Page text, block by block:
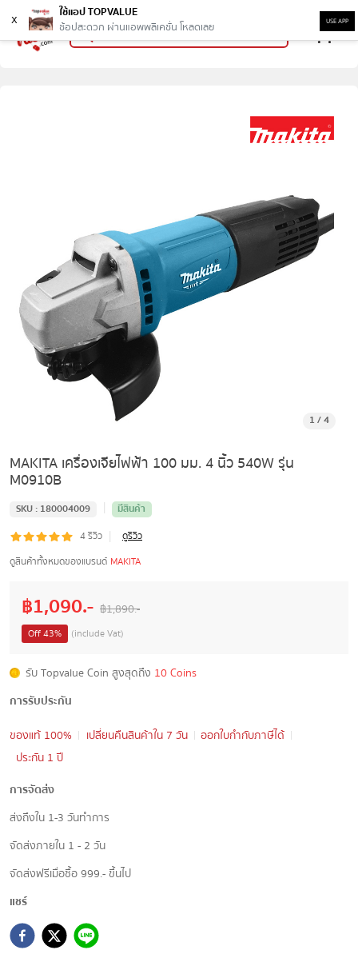
x
ใช้แอป TOPVALUE
ช้อปสะดวก ผ่านแอพพลิเคชั่น โหลดเลย
USE APP
1 /4
MAKITA เครื่องเจียไฟฟ้า 100 มม. 4 นิ้ว 540W รุ่น
M0910B
SKU : 180004009 |
มีสินค้า
4รีวิว |
ดูรีวิว
ดูสินค้าทั้งหมดของแบรนด์ MAKITA
฿1,090.- ฿1,890.-
Off43% (include Vat)
รับ Topvalue Coin สูงสุดถึง 10 Coins
การรับประกัน
ของแท้ 100%
เปลี่ยนคืนสินค้าใน 7 วัน
ออกใบกำกับภาษีได้
ประกัน 1 ปี
การจัดส่ง
ส่งถึงใน 1-3 วันทำการ
จัดส่งภายใน 1 - 2 วัน
จัดส่งฟรีเมื่อซื้อ 999.- ขึ้นไป
แชร์